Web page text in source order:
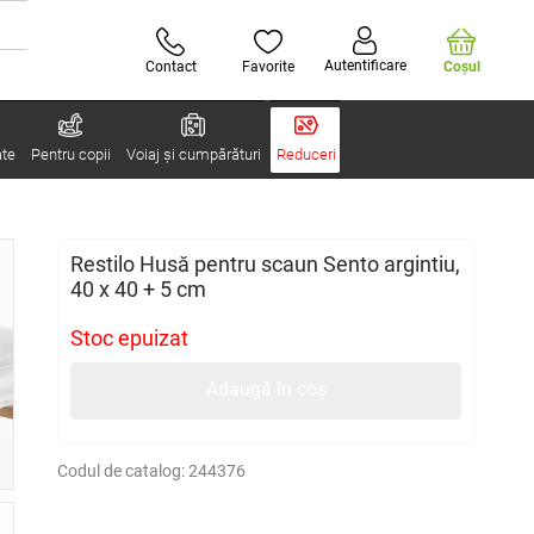
Contact Favorite Autentificare Coşul
Pentru copii Voiaj și cumpărături Reduceri
Restilo Husă pentru scaun Sento argintiu,
40 x 40 + 5 cm
Stoc epuizat
Codul de catalog:244376